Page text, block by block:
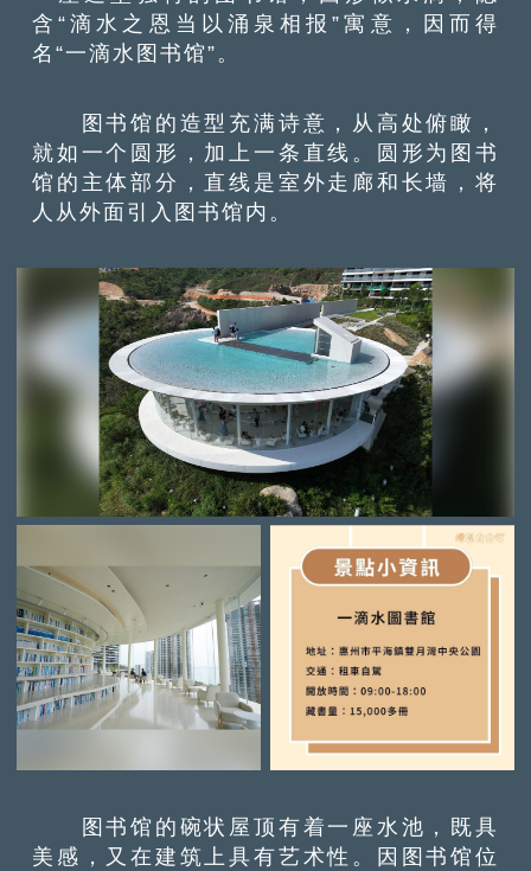
含“滴水之恩当以涌泉相报”寓意，因而得
名“一滴水图书馆”。
图书馆的造型充满诗意，从高处俯瞰，
就如一个圆形，加上一条直线。圆形为图书
馆的主体部分，直线是室外走廊和长墙，将
人从外面引入图书馆内。
图书馆的碗状屋顶有着一座水池，既具
美感，又在建筑上具有艺术性。因图书馆位